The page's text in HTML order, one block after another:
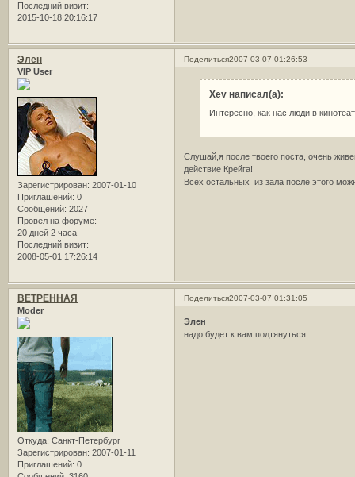
Последний визит:
2015-10-18 20:16:17
Поделиться2007-03-07 01:26:53
Элен
VIP User
Зарегистрирован: 2007-01-10
Приглашений: 0
Сообщений: 2027
Провел на форуме:
20 дней 2 часа
Последний визит:
2008-05-01 17:26:14
Xev написал(а):
Интересно, как нас люди в
Слушай,я после твоего поста, очень
действие Крейга!
Всех остальных из зала после этого
Поделиться2007-03-07 01:31:05
ВЕТРЕННАЯ
Moder
Откуда: Санкт-Петербург
Зарегистрирован: 2007-01-11
Приглашений: 0
Элен
надо будет к вам подтянуться